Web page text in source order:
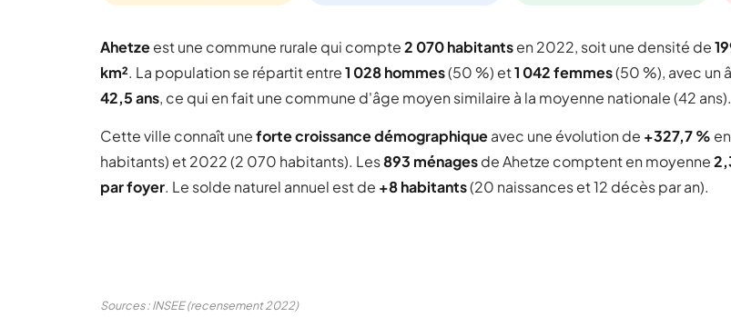
Ahetzeest une commune rurale qui compte2 070 habitantsen 2022, soit une densité de
km². La population se répartit entre1 028 hommes(50 %) et1 042 femmes(50 %), avec un
42,5 ans, ce qui en fait une commune d'âge moyen similaire à la moyenne nationale (42 ans).
Cette ville connaît uneforte croissance démographiqueavec une évolution de +327,7 %
habitants) et 2022 (2 070 habitants). Les893 ménagesde Ahetze comptent en moyenne
par foyer. Le solde naturel annuel est de +8 habitants(20 naissances et 12 décès par an).
Sources : INSEE (recensement 2022)